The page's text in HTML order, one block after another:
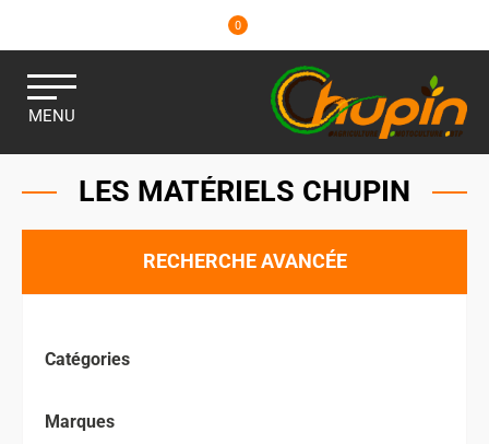
0
MENU
LES MATÉRIELS CHUPIN
RECHERCHE AVANCÉE
Catégories
Marques